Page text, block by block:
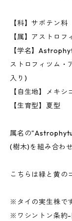
【科】サボテン科
【属】アストロフ
【学名】
ストロフィツム・
入り)
【自生地】メキシ
【生育型】夏型
属名の
(樹木)を組み合わ
こちらは緑と黄の
※タイの実生株で
※ワシントン条約